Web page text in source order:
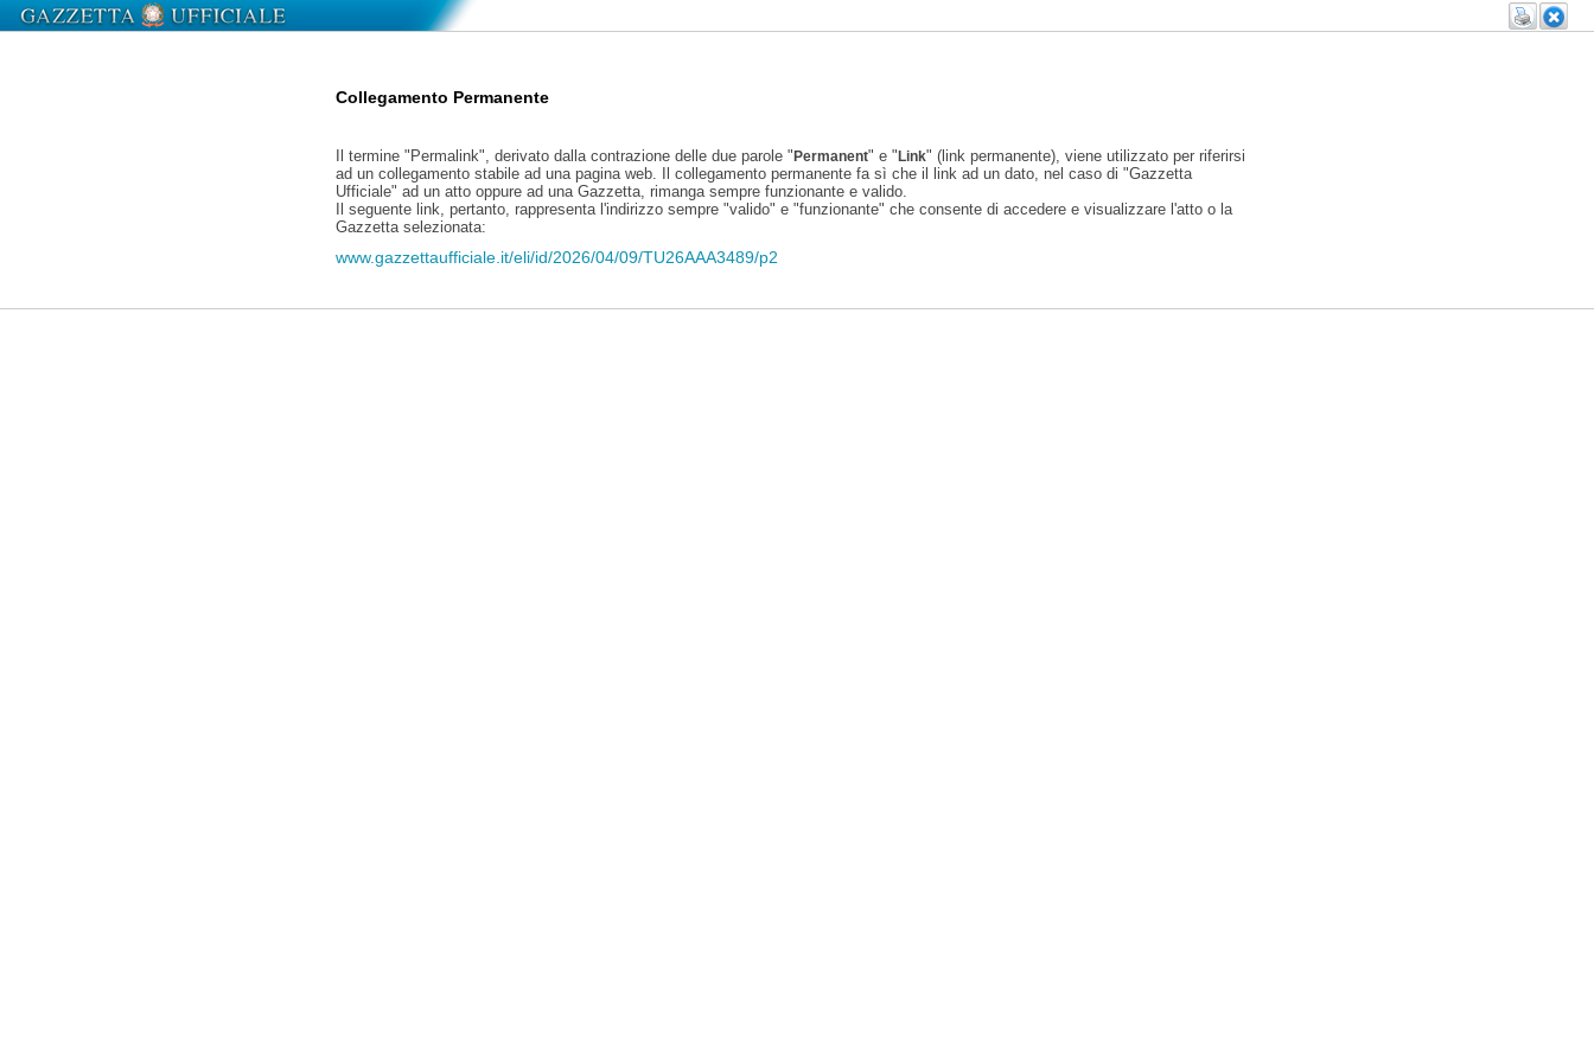
Collegamento Permanente
Il termine "Permalink", derivato dalla contrazione delle due parole "Permanent" e "Link" (link permanente), viene utilizzato per riferirsi
ad un collegamento stabile ad una pagina web. Il collegamento permanente fa sì che il link ad un dato, nel caso di "Gazzetta
Ufficiale" ad un atto oppure ad una Gazzetta, rimanga sempre funzionante e valido.
Il seguente link, pertanto, rappresenta l'indirizzo sempre "valido" e "funzionante" che consente di accedere e visualizzare l'atto o la
Gazzetta selezionata:
www.gazzettaufficiale.it/eli/id/2026/04/09/TU26AAA3489/p2